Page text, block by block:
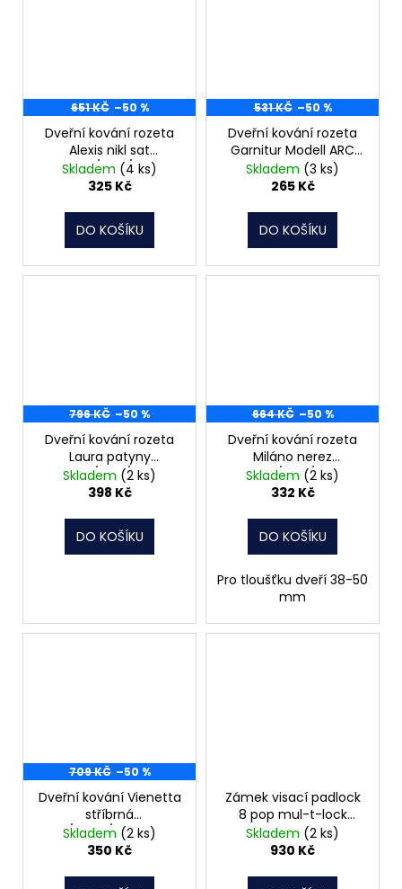
651 KČ –50 %
Dveřní kování rozeta
Alexis nikl sat
klika/klika/wc
Skladem (4 ks)
325 Kč
DO KOŠÍKU
531 KČ –50 %
Dveřní kování rozeta
Garnitur Modell ARC
matný nikl
klika/klika/WC
Skladem (3 ks)
265 Kč
DO KOŠÍKU
796 KČ –50 %
Dveřní kování rozeta
Laura patyny
klika/klika/WC
Skladem (2 ks)
398 Kč
DO KOŠÍKU
664 KČ –50 %
Dveřní kování rozeta
Miláno nerez
klika/klika/klíč
Skladem (2 ks)
332 Kč
DO KOŠÍKU
Pro tloušťku dveří 38-50
mm
709 KČ –50 %
Dveřní kování Vienetta
stříbrná
klika/koule/fab rozteč
90
Skladem (2 ks)
350 Kč
Zámek visací padlock
8 pop mul-t-lock
bezpečnostní
Skladem (2 ks)
930 Kč